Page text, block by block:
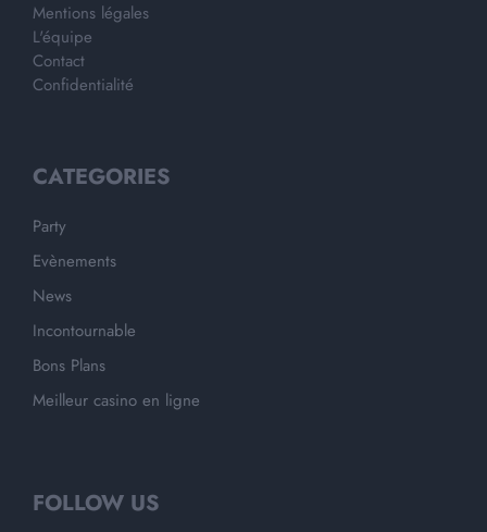
Mentions légales
L'équipe
Contact
Confidentialité
CATEGORIES
Party
Evènements
News
Incontournable
Bons Plans
Meilleur casino en ligne
FOLLOW US